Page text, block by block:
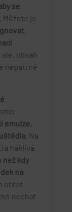
se
. Můžete je
ale, obsah
nepatrně
emulze,
. Na
háklivá.
než kdy
na
otírat
nechat